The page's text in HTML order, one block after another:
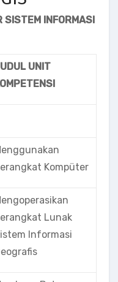
SISTEM INFORMASI
UNIT
Kompüter
Lunak
Informasi